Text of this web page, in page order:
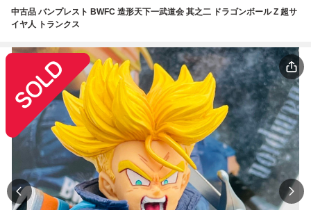
中古品 バンプレスト BWFC 造形天下一武道会 其之二 ドラゴンボール Z 超サ
イヤ人 トランクス